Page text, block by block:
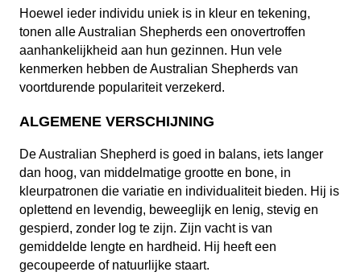
Hoewel ieder individu uniek is in kleur en tekening,
tonen alle Australian Shepherds een onovertroffen
aanhankelijkheid aan hun gezinnen. Hun vele
kenmerken hebben de Australian Shepherds van
voortdurende populariteit verzekerd.
ALGEMENE VERSCHIJNING
De Australian Shepherd is goed in balans, iets langer
dan hoog, van middelmatige grootte en bone, in
kleurpatronen die variatie en individualiteit bieden. Hij is
oplettend en levendig, beweeglijk en lenig, stevig en
gespierd, zonder log te zijn. Zijn vacht is van
gemiddelde lengte en hardheid. Hij heeft een
gecoupeerde of natuurlijke staart.